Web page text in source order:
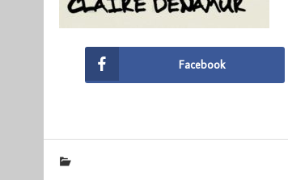
Facebook